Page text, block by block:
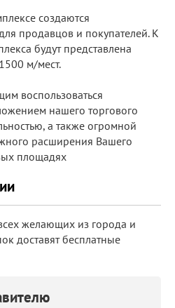
создаются
продавцов и покупателей. К
будут представлена
м/мест.
воспользоваться
нашего торгового
а также огромной
расширения Вашего
площадях
желающих из города и
доставят бесплатные